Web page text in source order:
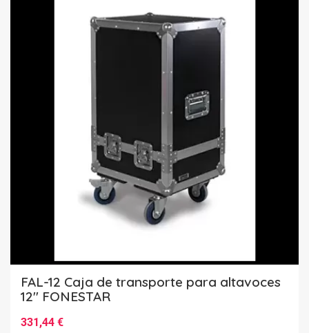
FAL-12 Caja de transporte para altavoces
12'' FONESTAR
331,44 €